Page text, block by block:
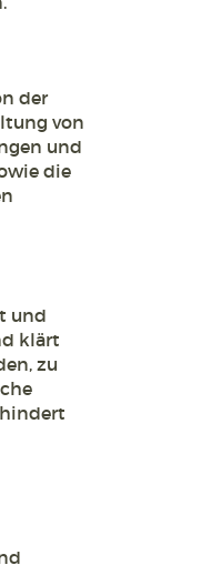
der
von
und
die
und
klärt
zu